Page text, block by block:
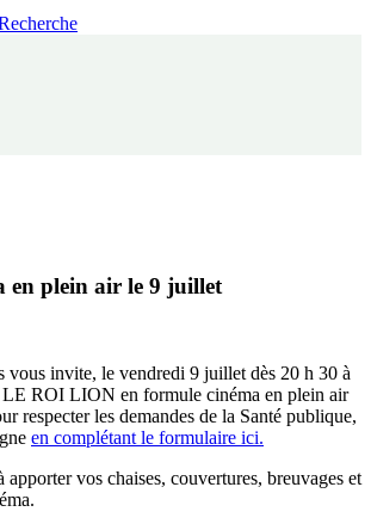
en plein air le 9 juillet
vous invite, le vendredi 9 juillet dès 20 h 30 à
ROI LION en formule cinéma en plein air
respecter les demandes de la Santé publique,
en complétant le formulaire ici.
vos chaises, couvertures, breuvages et